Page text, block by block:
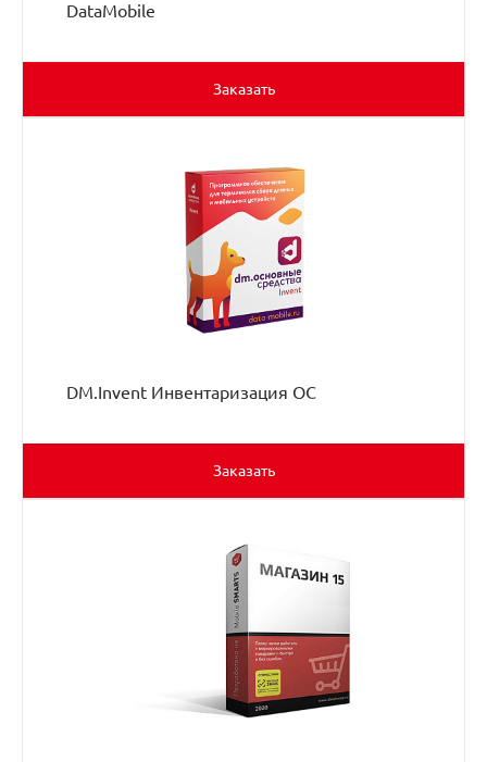
DataMobile
Заказать
DM.Invent Инвентаризация ОС
Заказать